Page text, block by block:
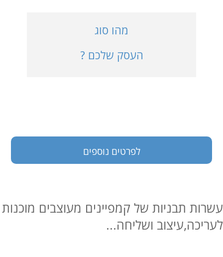
בעלי עסקים
לפרטים נוספים
מהו סוג
העסק שלכם ?
עשרות תבניות של קמפיינים מעוצבים מוכנות
לעריכה,עיצוב ושליחה...